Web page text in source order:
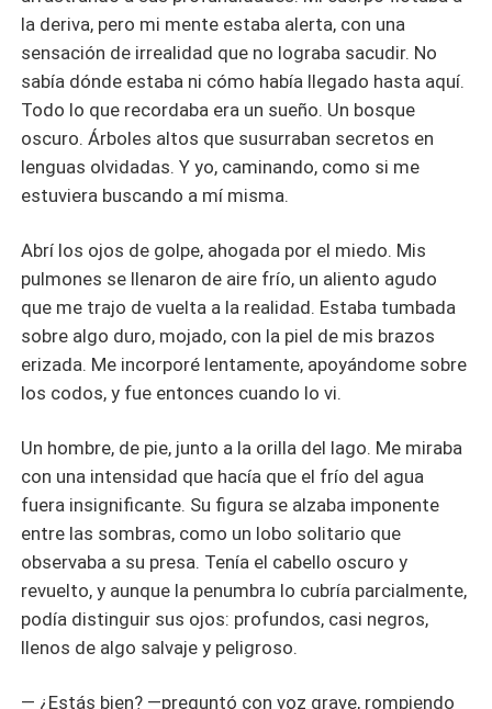
la deriva, pero mi mente estaba alerta, con una
sensación de irrealidad que no lograba sacudir. No
sabía dónde estaba ni cómo había llegado hasta aquí.
Todo lo que recordaba era un sueño. Un bosque
oscuro. Árboles altos que susurraban secretos en
lenguas olvidadas. Y yo, caminando, como si me
estuviera buscando a mí misma.
Abrí los ojos de golpe, ahogada por el miedo. Mis
pulmones se llenaron de aire frío, un aliento agudo
que me trajo de vuelta a la realidad. Estaba tumbada
sobre algo duro, mojado, con la piel de mis brazos
erizada. Me incorporé lentamente, apoyándome sobre
los codos, y fue entonces cuando lo vi.
Un hombre, de pie, junto a la orilla del lago. Me miraba
con una intensidad que hacía que el frío del agua
fuera insignificante. Su figura se alzaba imponente
entre las sombras, como un lobo solitario que
observaba a su presa. Tenía el cabello oscuro y
revuelto, y aunque la penumbra lo cubría parcialmente,
podía distinguir sus ojos: profundos, casi negros,
llenos de algo salvaje y peligroso.
— ¿Estás bien? —preguntó con voz grave, rompiendo